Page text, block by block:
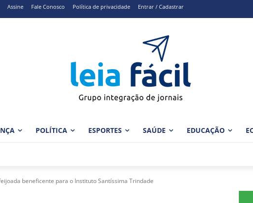
Assine Fale Conosco Política de privacidade Entrar / Cadastrar
POLÍTICA ESPORTES SAÚDE EDUCAÇÃO
beneficente para o Instituto Santíssima Trindade